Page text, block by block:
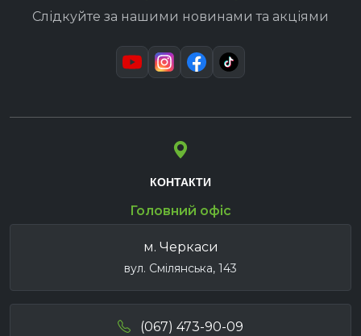
Слідкуйте за нашими новинами та акціями
КОНТАКТИ
Головний офіс
м. Черкаси
вул. Смілянська, 143
(067) 473-90-09